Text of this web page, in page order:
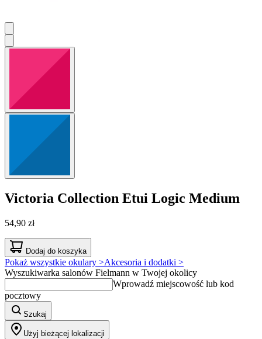
Victoria Collection Etui Logic Medium
54,90 zł
Dodaj do koszyka
Pokaż wszystkie okulary >Akcesoria i dodatki >
Wyszukiwarka salonów Fielmann w Twojej okolicy
Wprowadź miejscowość lub kod
pocztowy
Szukaj
Użyj bieżącej lokalizacji